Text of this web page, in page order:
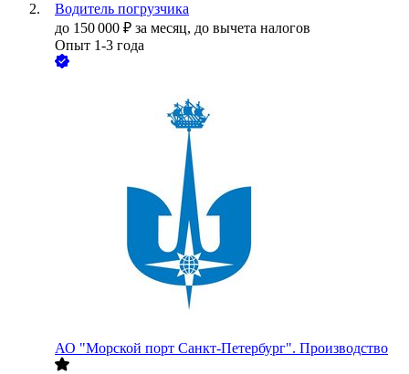
Водитель погрузчика
до 150 000 ₽ за месяц, до вычета налогов
Опыт 1-3 года
АО "Морской порт Санкт-Петербург". Производство